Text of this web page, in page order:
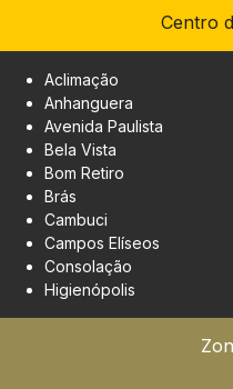
Centro
Aclimação
Anhanguera
Avenida Paulista
Bela Vista
Bom Retiro
Brás
Cambuci
Campos Elíseos
Consolação
Higienópolis